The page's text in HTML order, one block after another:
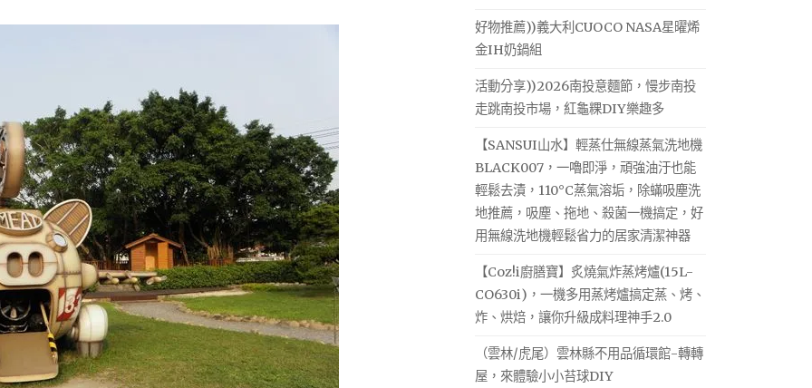
好物推薦))義大利CUOCO NASA星曜烯
金IH奶鍋組
活動分享))2026南投意麵節，慢步南投
走跳南投市場，紅龜粿DIY樂趣多
【SANSUI山水】輕蒸仕無線蒸氣洗地機
BLACK007，一嚕即淨，頑強油汙也能
輕鬆去漬，110°C蒸氣溶垢，除蟎吸塵洗
地推薦，吸塵、拖地、殺菌一機搞定，好
用無線洗地機輕鬆省力的居家清潔神器
【Coz!i廚膳寶】炙燒氣炸蒸烤爐(15L-
CO630i)，一機多用蒸烤爐搞定蒸、烤、
炸、烘焙，讓你升級成料理神手2.0
（雲林/虎尾）雲林縣不用品循環館-轉轉
屋，來體驗小小苔球DIY